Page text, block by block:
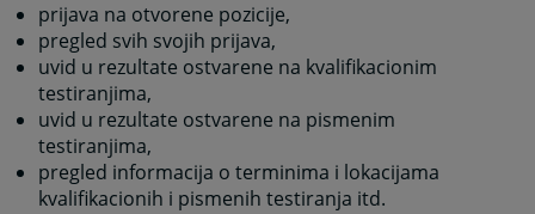
prijava na otvorene pozicije,
pregled svih svojih prijava,
uvid u rezultate ostvarene na kvalifikacionim
testiranjima,
uvid u rezultate ostvarene na pismenim
testiranjima,
pregled informacija o terminima i lokacijama
kvalifikacionih i pismenih testiranja itd.